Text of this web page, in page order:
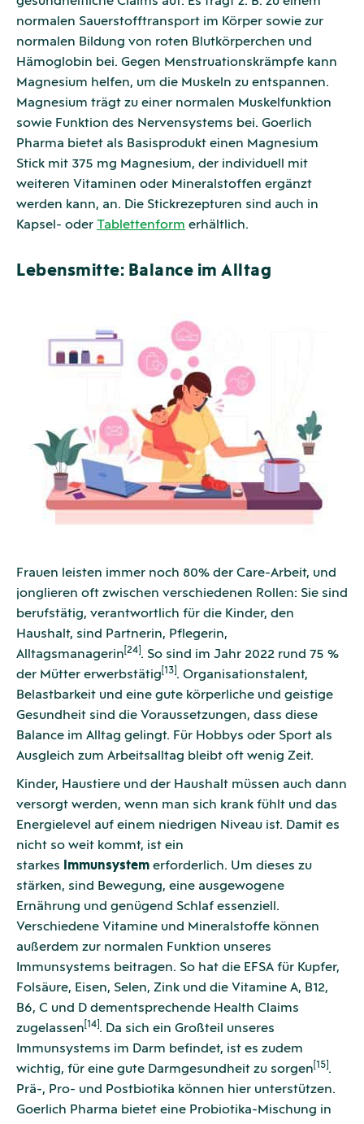
normalen Sauerstofftransport im Körper sowie zur
normalen Bildung von roten Blutkörperchen und
Hämoglobin bei. Gegen Menstruationskrämpfe kann
Magnesium helfen, um die Muskeln zu entspannen.
Magnesium trägt zu einer normalen Muskelfunktion
sowie Funktion des Nervensystems bei. Goerlich
Pharma bietet als Basisprodukt einen Magnesium
Stick mit 375 mg Magnesium, der individuell mit
weiteren Vitaminen oder Mineralstoffen ergänzt
werden kann, an. Die Stickrezepturen sind auch in
Kapsel- oder Tablettenform erhältlich.
Lebensmitte: Balance im Alltag
Frauen leisten immer noch 80% der Care-Arbeit, und
jonglieren oft zwischen verschiedenen Rollen: Sie sind
berufstätig, verantwortlich für die Kinder, den
Haushalt, sind Partnerin, Pflegerin,
Alltagsmanagerin [24] . So sind im Jahr 2022 rund 75 %
der Mütter erwerbstätig [13] . Organisationstalent,
Belastbarkeit und eine gute körperliche und geistige
Gesundheit sind die Voraussetzungen, dass diese
Balance im Alltag gelingt. Für Hobbys oder Sport als
Ausgleich zum Arbeitsalltag bleibt oft wenig Zeit.
Kinder, Haustiere und der Haushalt müssen auch dann
versorgt werden, wenn man sich krank fühlt und das
Energielevel auf einem niedrigen Niveau ist. Damit es
nicht so weit kommt, ist ein
starkes
Immunsystem erforderlich. Um dieses zu
stärken, sind Bewegung, eine ausgewogene
Ernährung und genügend Schlaf essenziell.
Verschiedene Vitamine und Mineralstoffe können
außerdem zur normalen Funktion unseres
Immunsystems beitragen. So hat die EFSA für Kupfer,
Folsäure, Eisen, Selen, Zink und die Vitamine A, B12,
B6, C und D dementsprechende Health Claims
zugelassen [14] . Da sich ein Großteil unseres
Immunsystems im Darm befindet, ist es zudem
wichtig, für eine gute Darmgesundheit zu sorgen [15] .
Prä-, Pro- und Postbiotika können hier unterstützen.
Goerlich Pharma bietet eine Probiotika-Mischung in